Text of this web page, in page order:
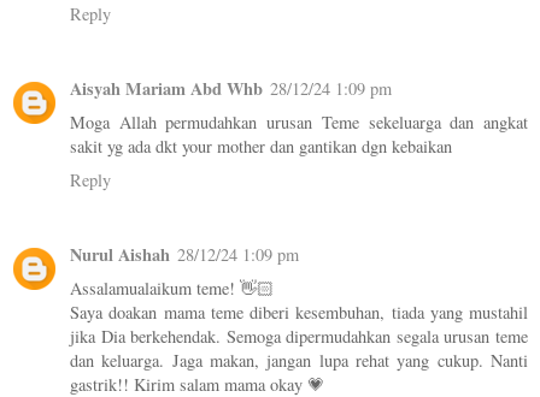
Reply
Aisyah Mariam Abd Whb 28/12/24 1:09 pm
Moga Allah permudahkan urusan Teme sekeluarga dan angkat
sakit yg ada dkt your mother dan gantikan dgn kebaikan
Reply
Nurul Aishah 28/12/24 1:09 pm
Assalamualaikum teme! 👋🏻
Saya doakan mama teme diberi kesembuhan, tiada yang mustahil
jika Dia berkehendak. Semoga dipermudahkan segala urusan teme
dan keluarga. Jaga makan, jangan lupa rehat yang cukup. Nanti
gastrik!! Kirim salam mama okay 💗